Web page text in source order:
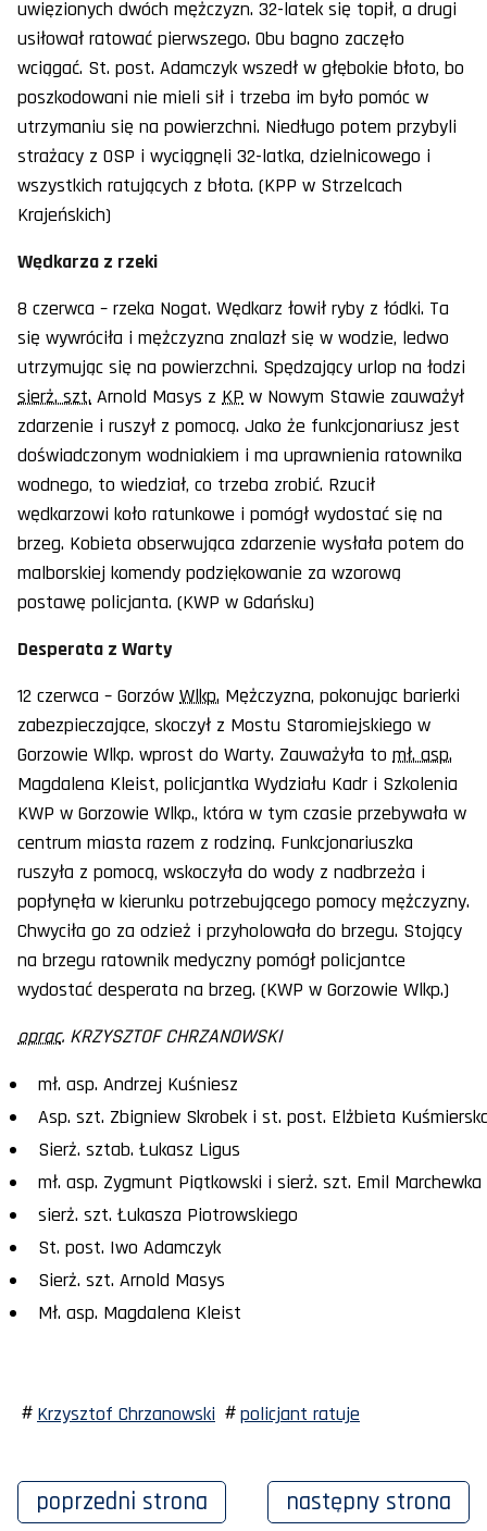
uwięzionych dwóch mężczyzn. 32-latek się topił, a drugi
usiłował ratować pierwszego. Obu bagno zaczęło
wciągać. St. post. Adamczyk wszedł w głębokie błoto, bo
poszkodowani nie mieli sił i trzeba im było pomóc w
utrzymaniu się na powierzchni. Niedługo potem przybyli
strażacy z OSP i wyciągnęli 32-latka, dzielnicowego i
wszystkich ratujących z błota. (KPP w Strzelcach
Krajeńskich)
Wędkarza z rzeki
8 czerwca – rzeka Nogat. Wędkarz łowił ryby z łódki. Ta
się wywróciła i mężczyzna znalazł się w wodzie, ledwo
utrzymując się na powierzchni. Spędzający urlop na łodzi
sierż. szt. Arnold Masys z KP w Nowym Stawie zauważył
zdarzenie i ruszył z pomocą. Jako że funkcjonariusz jest
doświadczonym wodniakiem i ma uprawnienia ratownika
wodnego, to wiedział, co trzeba zrobić. Rzucił
wędkarzowi koło ratunkowe i pomógł wydostać się na
brzeg. Kobieta obserwująca zdarzenie wysłała potem do
malborskiej komendy podziękowanie za wzorową
postawę policjanta. (KWP w Gdańsku)
Desperata z Warty
12 czerwca – Gorzów Wlkp. Mężczyzna, pokonując barierki
zabezpieczające, skoczył z Mostu Staromiejskiego w
Gorzowie Wlkp. wprost do Warty. Zauważyła to mł. asp.
Magdalena Kleist, policjantka Wydziału Kadr i Szkolenia
KWP w Gorzowie Wlkp., która w tym czasie przebywała w
centrum miasta razem z rodziną. Funkcjonariuszka
ruszyła z pomocą, wskoczyła do wody z nadbrzeża i
popłynęła w kierunku potrzebującego pomocy mężczyzny.
Chwyciła go za odzież i przyholowała do brzegu. Stojący
na brzegu ratownik medyczny pomógł policjantce
wydostać desperata na brzeg. (KWP w Gorzowie Wlkp.)
oprac. KRZYSZTOF CHRZANOWSKI
mł. asp. Andrzej Kuśniesz
Asp. szt. Zbigniew Skrobek i st. post. Elżbieta
Sierż. sztab. Łukasz Ligus
mł. asp. Zygmunt Piątkowski i sierż. szt. Emil Marchewka
sierż. szt. Łukasza Piotrowskiego
St. post. Iwo Adamczyk
Sierż. szt. Arnold Masys
Mł. asp. Magdalena Kleist
Krzysztof Chrzanowski policjant ratuje
poprzedni strona następny strona